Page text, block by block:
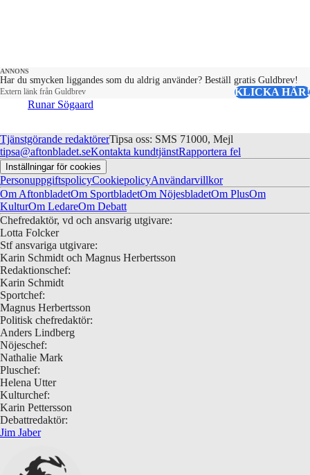
ANNONS
Har du smycken liggandes som du aldrig använder? Beställ gratis Guldbrev!
Extern länk från Guldbrev
KLICKA HÄR!
Runar Sögaard
Tjänstgörande redaktörerTipsa oss: SMS 71000, Mejl
tipsa@aftonbladet.seKontakta kundtjänstRapportera fel
Inställningar för cookies
PersonuppgiftspolicyCookiepolicyAnvändarvillkor
Om AftonbladetOm SportbladetOm NöjesbladetOm PlusOm
KulturOm LedareOm Debatt
Chefredaktör, vd och ansvarig utgivare:
Lotta Folcker
Stf ansvariga utgivare:
Karin Schmidt och Magnus Herbertsson
Redaktionschef:
Karin Schmidt
Sportchef:
Magnus Herbertsson
Politisk chefredaktör:
Anders Lindberg
Nöjeschef:
Nathalie Mark
Pluschef:
Helena Utter
Kulturchef:
Karin Pettersson
Debattredaktör:
Jim Jaber